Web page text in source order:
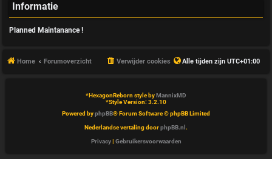
V
A
Informatie
Planned Maintanance !
Home Forumoverzicht Alle tijden zijn UTC+01:00
Verwijder cookies
*HexagonReborn style byMannixMD
*Style Version: 3.2.10
Powered byphpBB® Forum Software © phpBB Limited
Nederlandse vertaling doorphpBB.nl .
Privacy| Gebruikersvoorwaarden